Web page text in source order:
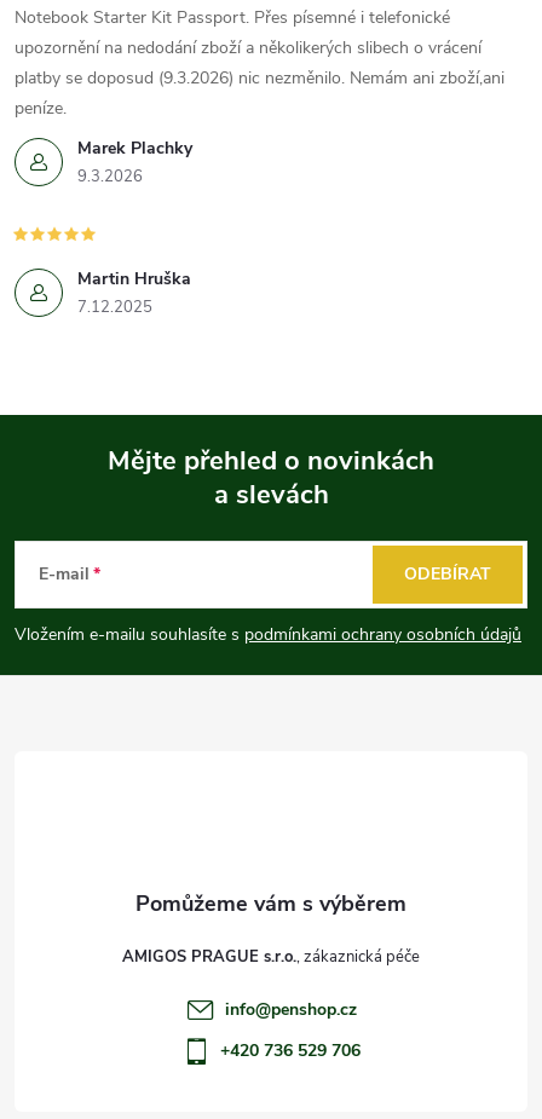
Marek Plachky
9.3.2026
Notebook Starter Kit Passport. Přes písemné i telefonické
upozornění na nedodání zboží a několikerých slibech o vrácení
platby se doposud (9.3.2026) nic nezměnilo. Nemám ani zboží,ani
peníze.
Martin Hruška
7.12.2025
p
a
Mějte přehled o novinkách
a slevách
E-mail
Vložením e-mailu souhlasíte s podmínkami ochrany osobních údajů
ODEBÍRAT
AMIGOS PRAGUE s.r.o.
info@penshop.cz
+420 736 529 706